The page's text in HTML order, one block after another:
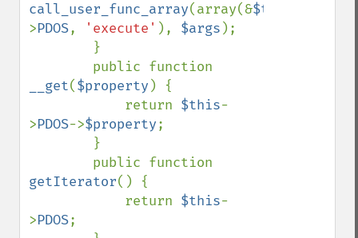
call_user_func_array(array(&$this
>PDOS, 'execute' ), $args );
__get($property ) {
            return
$this-
>PDOS->$property;
getIterator() {
            return
$this-
>PDOS;